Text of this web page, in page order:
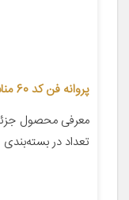
پروانه فن کد 60 مناسب برای پژو 206
تعداد در بسته‌بندی ۱ جنس کالا پلاستیک